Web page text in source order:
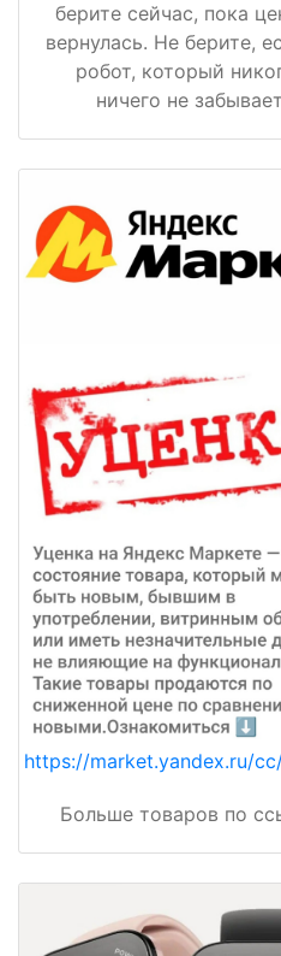
берите сейчас, пока
вернулась. Не берите,
робот, который
ничего не
https://market.yandex.ru/
Больше товаров по